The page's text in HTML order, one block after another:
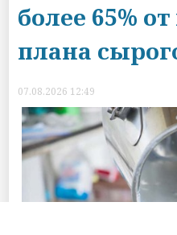
более 65%
плана
07.08.2026 12:49